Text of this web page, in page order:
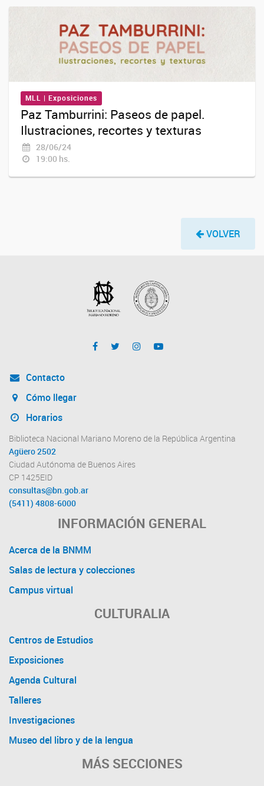
MLL | Exposiciones
Paz Tamburrini: Paseos de papel.
Ilustraciones, recortes y texturas
28/06/24
19:00 hs.
VOLVER
Contacto
Cómo llegar
Horarios
Biblioteca Nacional Mariano Moreno de la República Argentina
Agüero 2502
Ciudad Autónoma de Buenos Aires
CP 1425EID
consultas@bn.gob.ar
(5411) 4808-6000
INFORMACIÓN GENERAL
Acerca de la BNMM
Salas de lectura y colecciones
Campus virtual
CULTURALIA
Centros de Estudios
Exposiciones
Agenda Cultural
Talleres
Investigaciones
Museo del libro y de la lengua
MÁS SECCIONES